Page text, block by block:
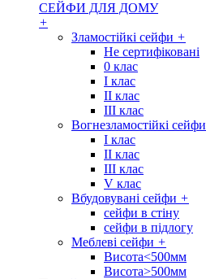
СЕЙФИ ДЛЯ ДОМУ
+
Зламостійкі сейфи +
Не сертифіковані
0 клас
I клас
II клас
III клас
Вогнезламостійкі сейфи
I клас
II клас
III клас
V клас
Вбудовувані сейфи +
сейфи в стіну
сейфи в підлогу
Меблеві сейфи +
Висота<500мм
Висота>500мм